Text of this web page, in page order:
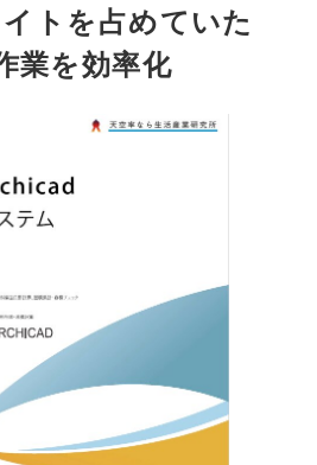
トを占めていた
業を効率化